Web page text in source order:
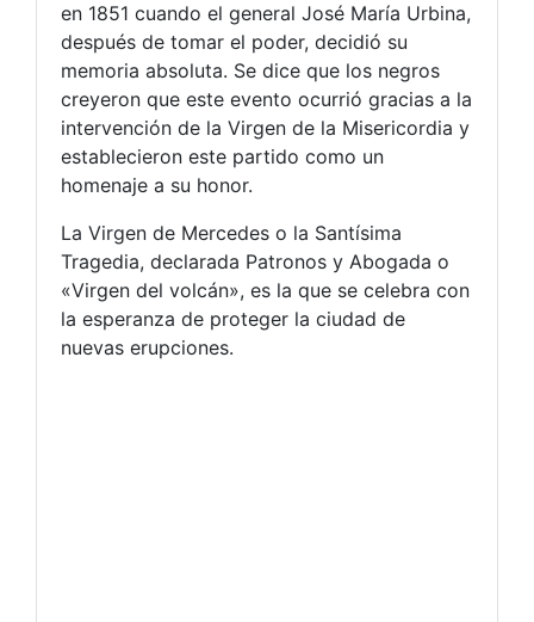
en 1851 cuando el general José María Urbina,
después de tomar el poder, decidió su
memoria absoluta. Se dice que los negros
creyeron que este evento ocurrió gracias a la
intervención de la Virgen de la Misericordia y
establecieron este partido como un
homenaje a su honor.
La Virgen de Mercedes o la Santísima
Tragedia, declarada Patronos y Abogada o
«Virgen del volcán», es la que se celebra con
la esperanza de proteger la ciudad de
nuevas erupciones.